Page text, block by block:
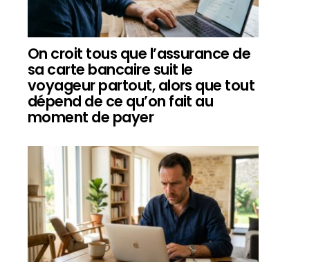
On croit tous que l’assurance de
sa carte bancaire suit le
voyageur partout, alors que tout
dépend de ce qu’on fait au
moment de payer